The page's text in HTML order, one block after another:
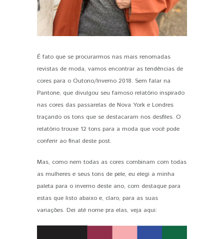
PIN IT
É fato que se procurarmos nas mais renomadas
revistas de moda, vamos encontrar as tendências de
cores para o Outono/Inverno 2018. Sem falar na
Pantone, que divulgou seu famoso relatório inspirado
nas cores das passarelas de Nova York e Londres
traçando os tons que se destacaram nos desfiles. O
relatório trouxe 12 tons para a moda que você pode
conferir ao final deste post.
Mas, como nem todas as cores combinam com todas
as mulheres e seus tons de pele, eu elegi a minha
paleta para o inverno deste ano, com destaque para
estas que listo abaixo e, claro, para as suas
variações. Dei até nome pra elas, veja aqui: